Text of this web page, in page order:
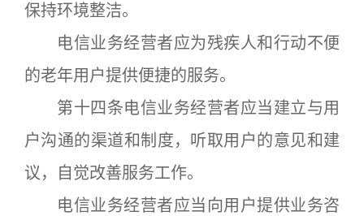
保持环境整洁。
电信业务经营者应为残疾人和行动不便
的老年用户提供便捷的服务。
第十四条电信业务经营者应当建立与用
户沟通的渠道和制度，听取用户的意见和建
议，自觉改善服务工作。
电信业务经营者应当向用户提供业务咨